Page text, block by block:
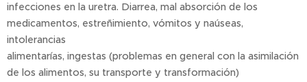
infecciones en la uretra. Diarrea, mal absorción de los
medicamentos, estreñimiento, vómitos y naúseas,
intolerancias
alimentarías, ingestas (problemas en general con la asimilación
de los alimentos, su transporte y transformación)